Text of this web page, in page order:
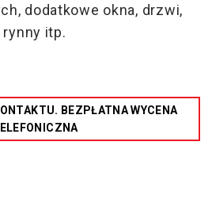
dodatkowe okna, drzwi,
rynny itp.
BEZPŁATNA WYCENA